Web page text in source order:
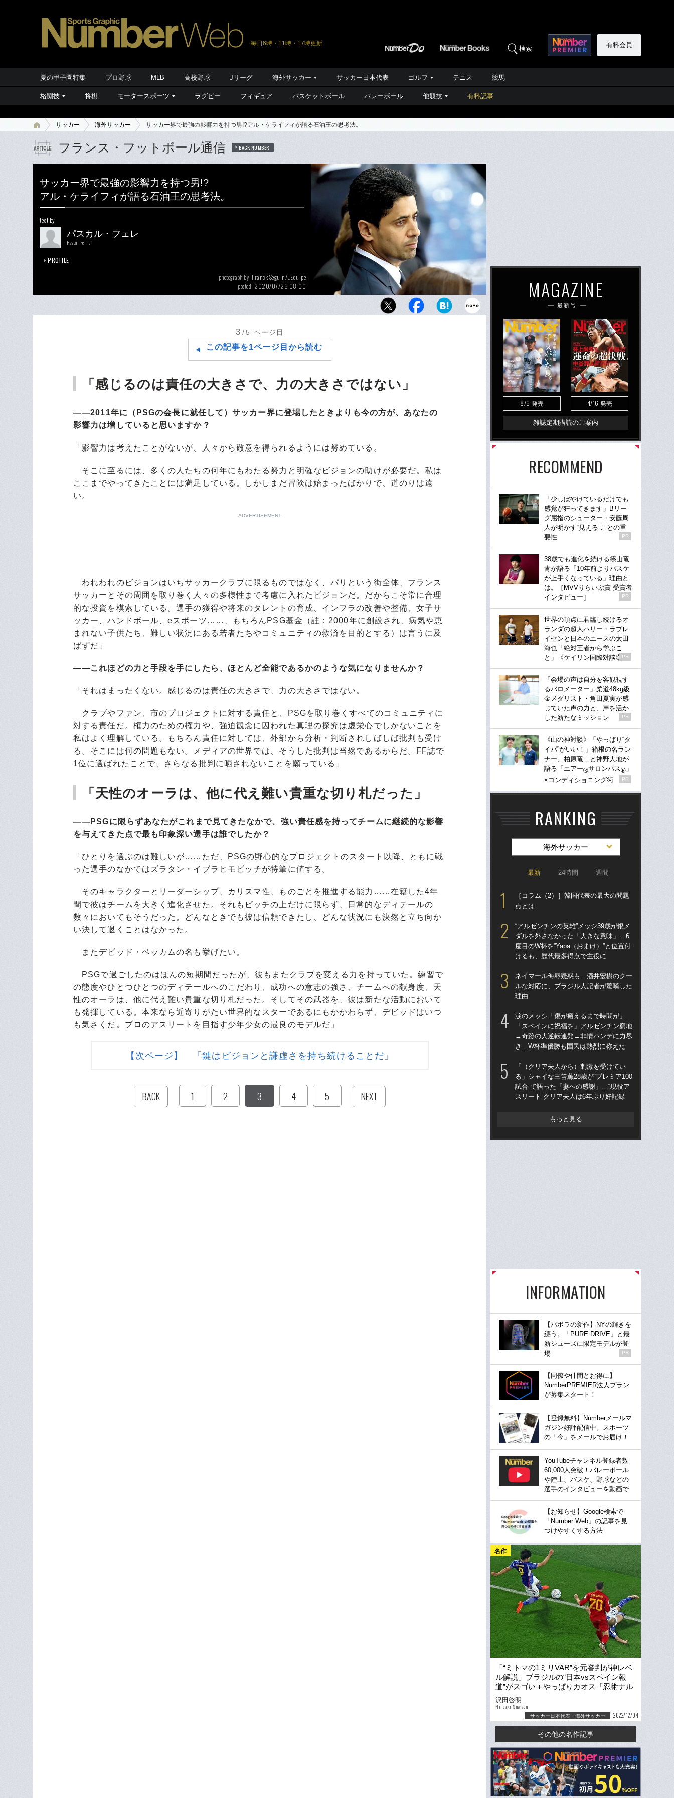
毎日6時・11時・17時更新
検索 有料会員
夏の甲子園特集 プロ野球 MLB 高校野球 Jリーグ 海外サッカー サッカー日本代表 ゴルフ テニス 競馬
格闘技 将棋 モータースポーツ ラグビー フィギュア バスケットボール バレーボール 他競技 有料記事
サッカー 海外サッカー サッカー界で最強の影響力を持つ男!?アル・ケライフィが語る石油王の思考法。
フランス・フットボール通信 BACK NUMBER
サッカー界で最強の影響力を持つ男!?
アル・ケライフィが語る石油王の思考法。
text by
パスカル・フェレ
Pascal Ferre
PROFILE
photograph by Franck Seguin/L'Equipe
posted 2020/07/26 08:00
リーグアンで絶対的な強さを誇るPSGのカリスマオーナ
3 /5 ページ目
この記事を1ページ目から読む
「感じるのは責任の大きさで、力の大きさではない」
――2011年に（PSGの会長に就任して）サッカー界に登場したときよりも今の方が、あなたの
影響力は増していると思いますか？
「影響力は考えたことがないが、人々から敬意を得られるようには努めている。
そこに至るには、多くの人たちの何年にもわたる努力と明確なビジョンの助けが必要だ。私は
ここまでやってきたことには満足している。しかしまだ冒険は始まったばかりで、道のりは遠
い。
ADVERTISEMENT
われわれのビジョンはいちサッカークラブに限るものではなく、パリという街全体、フランス
サッカーとその周囲を取り巻く人々の多様性まで考慮に入れたビジョンだ。だからこそ常に合理
的な投資を模索している。選手の獲得や将来のタレントの育成、インフラの改善や整備、女子サ
ッカー、ハンドボール、eスポーツ……、もちろんPSG基金（註：2000年に創設され、病気や恵
まれない子供たち、難しい状況にある若者たちやコミュニティの救済を目的とする）は言うに及
ばずだ」
――これほどの力と手段を手にしたら、ほとんど全能であるかのような気になりませんか？
「それはまったくない。感じるのは責任の大きさで、力の大きさではない。
クラブやファン、市のプロジェクトに対する責任と、PSGを取り巻くすべてのコミュニティに
対する責任だ。権力のための権力や、強迫観念に囚われた真理の探究は虚栄心でしかないことを
私はよく理解している。もちろん責任に対しては、外部から分析・判断されしばしば批判も受け
る。そこには何の問題もない。メディアの世界では、そうした批判は当然であるからだ。FF誌で
1位に選ばれたことで、さらなる批判に晒されないことを願っている」
「天性のオーラは、他に代え難い貴重な切り札だった」
――PSGに限らずあなたがこれまで見てきたなかで、強い責任感を持ってチームに継続的な影響
を与えてきた点で最も印象深い選手は誰でしたか？
「ひとりを選ぶのは難しいが……ただ、PSGの野心的なプロジェクトのスタート以降、ともに戦
った選手のなかではズラタン・イブラヒモビッチが特筆に値する。
そのキャラクターとリーダーシップ、カリスマ性、ものごとを推進する能力……在籍した4年
間で彼はチームを大きく進化させた。それもピッチの上だけに限らず、日常的なディテールの
数々においてもそうだった。どんなときでも彼は信頼できたし、どんな状況にも決然と立ち向か
い決して退くことはなかった。
またデビッド・ベッカムの名も挙げたい。
PSGで過ごしたのはほんの短期間だったが、彼もまたクラブを変える力を持っていた。練習で
の態度やひとつひとつのディテールへのこだわり、成功への意志の強さ、チームへの献身度、天
性のオーラは、他に代え難い貴重な切り札だった。そしてその武器を、彼は新たな活動において
も発揮している。本来なら近寄りがたい世界的なスターであるにもかかわらず、デビッドはいつ
も気さくだ。プロのアスリートを目指す少年少女の最良のモデルだ」
【次ページ】 「鍵はビジョンと謙虚さを持ち続けることだ」
BACK 1 2 3 4 5 NEXT
MAGAZINE
最新号
8/6 発売 4/16 発売
雑誌定期購読のご案内
RECOMMEND
「少しぼやけているだけでも
感覚が狂ってきます」Bリー
グ屈指のシューター・安藤周
人が明かす“見える”ことの重
要性
PR
38歳でも進化を続ける篠山竜
青が語る「10年前よりバスケ
が上手くなっている」理由と
は。［MVVりらいぶ賞 受賞者
インタビュー］
PR
世界の頂点に君臨し続けるオ
ランダの超人ハリー・ラブレ
イセンと日本のエースの太田
海也「絶対王者から学ぶこ
と」《ケイリン国際対談②》
PR
「会場の声は自分を客観視す
るバロメーター」柔道48kg級
金メダリスト・角田夏実が感
じていた声の力と、声を活か
した新たなミッション
PR
《山の神対談》「やっぱり“タ
イパ”がいい！」箱根の名ラン
ナー、柏原竜二と神野大地が
語る「エアー®サロンパス® 」
×コンディショニング術
PR
RANKING
海外サッカー
最新 24時間 週間
［コラム（2）］韓国代表の最大の問題
点とは
“アルゼンチンの英雄”メッシ39歳が銀メ
ダルを外さなかった「大きな意味」…6
度目のW杯を”Yapa（おまけ）”と位置付
けるも、歴代最多得点で主役に
ネイマール侮辱疑惑も…酒井宏樹のクー
ルな対応に、ブラジル人記者が驚嘆した
理由
涙のメッシ「傷が癒えるまで時間が」
「スペインに祝福を」アルゼンチン窮地
→奇跡の大逆転連発→非情ハンデに力尽
き…W杯準優勝も国民は熱烈に称えた
「（クリア夫人から）刺激を受けてい
る」シャイな三笘薫28歳が“プレミア100
試合”で語った「妻への感謝」…“現役ア
スリート”クリア夫人は6年ぶり好記録
もっと見る
INFORMATION
【バボラの新作】NYの輝きを
纏う。「PURE DRIVE」と最
新シューズに限定モデルが登
場
PR
【同僚や仲間とお得に】
NumberPREMIER法人プラン
が募集スタート！
【登録無料】Numberメールマ
ガジン好評配信中。スポーツ
の「今」をメールでお届け！
YouTubeチャンネル登録者数
60,000人突破！バレーボール
や陸上、バスケ、野球などの
選手のインタビューを動画で
【お知らせ】Google検索で
「Number Web」の記事を見
つけやすくする方法
名作
「“ミトマの1ミリVAR”を元審判が神レベ
ル解説」ブラジルの“日本vsスペイン報
道”がスゴい＋やっぱりカオス「忍術ナル
ト魂だ！」
沢田啓明
Hiroaki Sawada
サッカー日本代表・海外サッカー 2022/12/04
その他の名作記事